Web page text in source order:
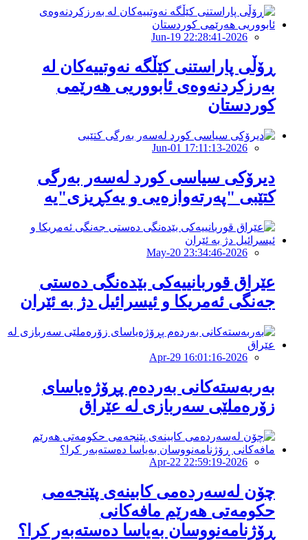
2026-Jun-19 22:28:41
ڕۆڵی پاراستنی کێڵگە نەوتییەکان لە
بەرزكردنەوەی ئابووریی هەرێمی
کوردستان
2026-Jun-01 17:11:13
دیرۆکی سیاسی کورد لەسەر بەرگی
کتێبی "پەرتەوازەیی و یەکڕیزی"یە
2026-May-20 23:34:46
عێراق قوربانییەکی بێدەنگی دەستی
جەنگی ئەمریکا و ئیسرائیل دژ بە ئێران
2026-Apr-29 16:01:16
بەربەستەکانی بەردەم پڕۆژەیاسای
زۆرەملێی سەربازی لە عێراق
2026-Apr-22 22:59:19
چۆن لەسەردەمی كابینەی پێنجەمی
حكومەتی هەرێم مافەكانی
ڕۆژنامەنووسان بەیاسا دەستەبەر كرا؟